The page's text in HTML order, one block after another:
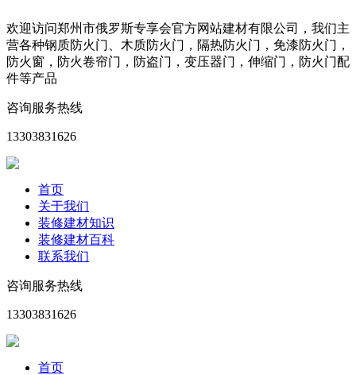
欢迎访问郑州市俄罗斯专享会官方网站建材有限公司，我们主
营各种钢质防火门、木质防火门，隔热防火门，免漆防火门，
防火窗，防火卷帘门，防盗门，变压器门，伸缩门，防火门配
件等产品
咨询服务热线
13303831626
首页
关于我们
装修建材知识
装修建材百科
联系我们
咨询服务热线
13303831626
首页